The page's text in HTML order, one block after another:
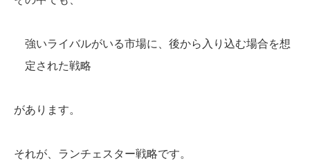
強いライバルがいる市場に、後から入り込む場合を想
定された戦略
があります。
それが、ランチェスター戦略です。